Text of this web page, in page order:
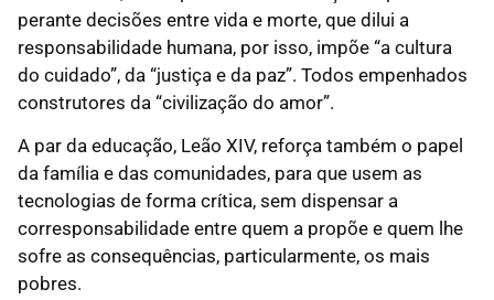
perante decisões entre vida e morte, que dilui a
responsabilidade humana, por isso, impõe “a cultura
do cuidado”, da “justiça e da paz”. Todos empenhados
construtores da “civilização do amor”.
A par da educação, Leão XIV, reforça também o papel
da família e das comunidades, para que usem as
tecnologias de forma crítica, sem dispensar a
corresponsabilidade entre quem a propõe e quem lhe
sofre as consequências, particularmente, os mais
pobres.